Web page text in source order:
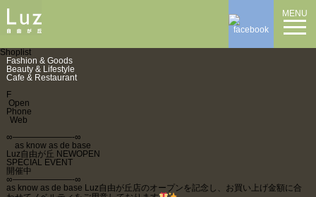
MENU
Shoplist
Fashion & Goods
Beauty & Lifestyle
Cafe & Restaurant
F
Open
Phone
Web
∞———————-∞
as know as de base
Luz自由が丘 NEWOPEN
SPECIAL EVENT
開催中
∞———————-∞
as know as de base Luz自由が丘店のオープンを記念し、お買い上げ金額に合